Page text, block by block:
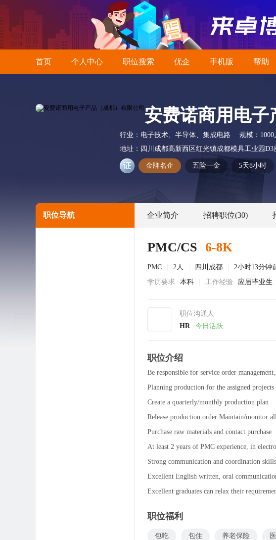
首页 个人中心 职位搜索 优企 手机版 帮助
安费诺商用电子
行业： 电子技术、半导体、集成电路 规模：
地址： 四川成都高新西区红光镇成都模具工业园D3
金牌名企 五险一金 5天8小时
职位导航 企业简介 招聘职位(30)
PMC/CS 6-8K
PMC 2人 四川成都
2小时13分钟
学历要求
本科 工作经验 应届毕业生
职位沟通人
HR
今日活跃
职位介绍
Be responsible for service order
Planning production for the assigned projects
Create a quarterly/monthly production plan
Release production order Maintain/monitor
Purchase raw materials and contact purchase
At least 2 years of PMC experience, in
Strong communication and coordination skills
Excellent English written, oral
Excellent graduates can relax their
职位福利
包吃 包住 养老保险